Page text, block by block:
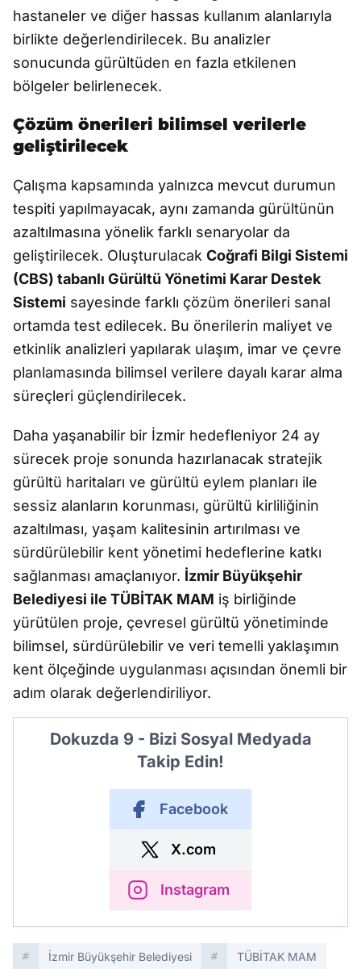
hastaneler ve diğer hassas kullanım alanlarıyla
birlikte değerlendirilecek. Bu analizler
sonucunda gürültüden en fazla etkilenen
bölgeler belirlenecek.
Çözüm önerileri bilimsel verilerle
geliştirilecek
Çalışma kapsamında yalnızca mevcut durumun
tespiti yapılmayacak, aynı zamanda gürültünün
azaltılmasına yönelik farklı senaryolar da
geliştirilecek. Oluşturulacak Coğrafi Bilgi Sistemi
(CBS) tabanlı Gürültü Yönetimi Karar Destek
Sistemi sayesinde farklı çözüm önerileri sanal
ortamda test edilecek. Bu önerilerin maliyet ve
etkinlik analizleri yapılarak ulaşım, imar ve çevre
planlamasında bilimsel verilere dayalı karar alma
süreçleri güçlendirilecek.
Daha yaşanabilir bir İzmir hedefleniyor 24 ay
sürecek proje sonunda hazırlanacak stratejik
gürültü haritaları ve gürültü eylem planları ile
sessiz alanların korunması, gürültü kirliliğinin
azaltılması, yaşam kalitesinin artırılması ve
sürdürülebilir kent yönetimi hedeflerine katkı
sağlanması amaçlanıyor. İzmir Büyükşehir
Belediyesi ile TÜBİTAK MAM iş birliğinde
yürütülen proje, çevresel gürültü yönetiminde
bilimsel, sürdürülebilir ve veri temelli yaklaşımın
kent ölçeğinde uygulanması açısından önemli bir
adım olarak değerlendiriliyor.
Dokuzda 9 - Bizi Sosyal Medyada
Takip Edin!
Facebook
X.com
Instagram
İzmir Büyükşehir Belediyesi
TÜBİTAK MAM